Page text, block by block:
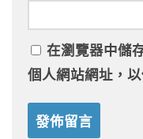
在瀏覽器中儲
個人網站網址，